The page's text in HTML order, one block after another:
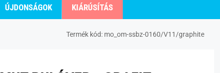
ÚJDONSÁGOK KIÁRÚSÍTÁS
Termék kód: mo_om-ssbz-0160/V11/graphite